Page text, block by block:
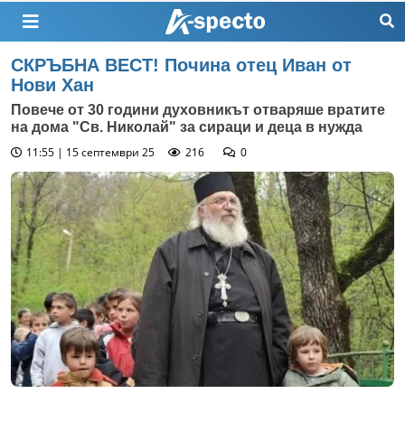
СКРЪБНА ВЕСТ! Почина отец Иван от
Нови Хан
Повече от 30 години духовникът отваряше вратите
на дома "Св. Николай" за сираци и деца в нужда
11:55 | 15 септември 25
216 0